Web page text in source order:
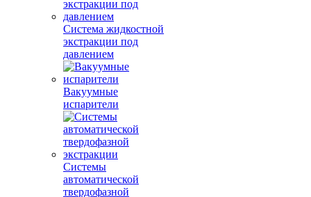
Система жидкостной
экстракции под
давлением
Вакуумные
испарители
Системы
автоматической
твердофазной